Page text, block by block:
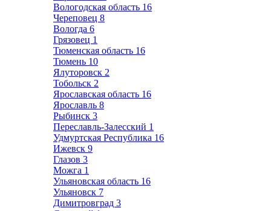
Вологодская область 16
Череповец 8
Вологда 6
Грязовец 1
Тюменская область 16
Тюмень 10
Ялуторовск 2
Тобольск 2
Ярославская область 16
Ярославль 8
Рыбинск 3
Переславль-Залесский 1
Удмуртская Республика 16
Ижевск 9
Глазов 3
Можга 1
Ульяновская область 16
Ульяновск 7
Димитровград 3